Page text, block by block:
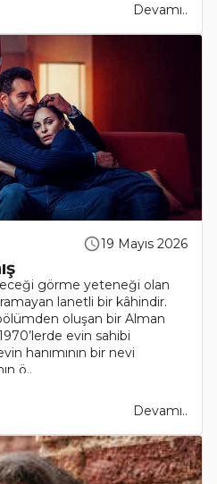
Devamı..
19 Mayıs 2026
görme yeteneği olan
lanetli bir kâhindir.
oluşan bir Alman
evin sahibi
hanımının bir nevi
ö..
Devamı..